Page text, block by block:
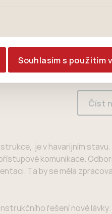
našeho webu vašim
přímo přizpůsobit
či jiným nedůležitým
Souhlasím s použitím
Číst
je v havarijním
komunikace.
Ta by se měla
řešení nové